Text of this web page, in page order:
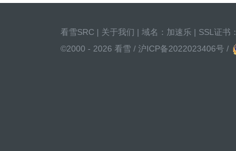
看雪SRC | 关于我们 | 域名： 加速乐 | SSL证书：
©2000 - 2026 看雪 / 沪ICP备2022023406号 /